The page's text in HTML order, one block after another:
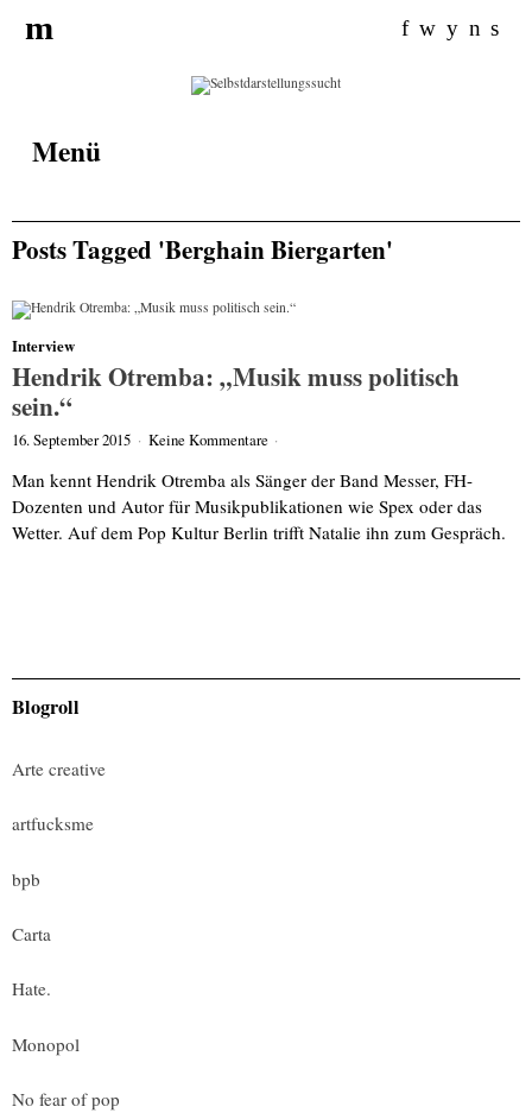
f w y n s
m
Menü
Posts Tagged 'Berghain Biergarten'
Interview
Hendrik Otremba: „Musik muss politisch
sein.“
16. September 2015 · Keine Kommentare ·
Man kennt Hendrik Otremba als Sänger der Band Messer, FH-
Dozenten und Autor für Musikpublikationen wie Spex oder das
Wetter. Auf dem Pop Kultur Berlin trifft Natalie ihn zum Gespräch.
Blogroll
Arte creative
artfucksme
bpb
Carta
Hate.
Monopol
No fear of pop